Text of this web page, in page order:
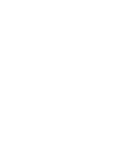
クタを見本に合